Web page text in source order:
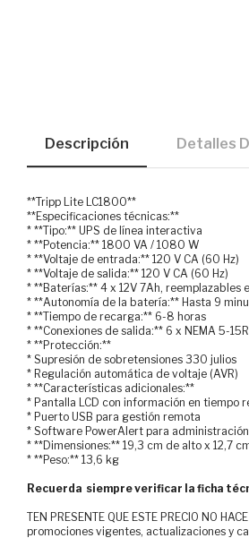
Descripción Detalles
**Tripp Lite LC1800**
**Especificaciones técnicas:**
* **Tipo:** UPS de línea interactiva
* **Potencia:** 1800 VA / 1080 W
* **Voltaje de entrada:** 120 V CA (60 Hz)
* **Voltaje de salida:** 120 V CA (60 Hz)
* **Baterías:** 4 x 12V 7Ah, reemplazables
* **Autonomía de la batería:** Hasta 9
* **Tiempo de recarga:** 6-8 horas
* **Conexiones de salida:** 6 x NEMA 5-15R
* **Protección:**
* Supresión de sobretensiones 330 julios
* Regulación automática de voltaje (AVR)
* **Características adicionales:**
* Pantalla LCD con información en tiempo
* Puerto USB para gestión remota
* Software PowerAlert para
* **Dimensiones:** 19,3 cm de alto x 12,7
* **Peso:** 13,6 kg
Recuerda siempre verificar la ficha
TEN PRESENTE QUE ESTE PRECIO NO
promociones vigentes, actualizaciones y